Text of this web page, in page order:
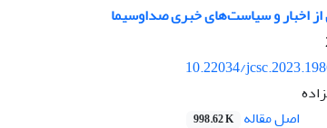
اخبار و سیاست‌های خبری صداوسیما
10.22034/
اصل مقاله 998.62 K